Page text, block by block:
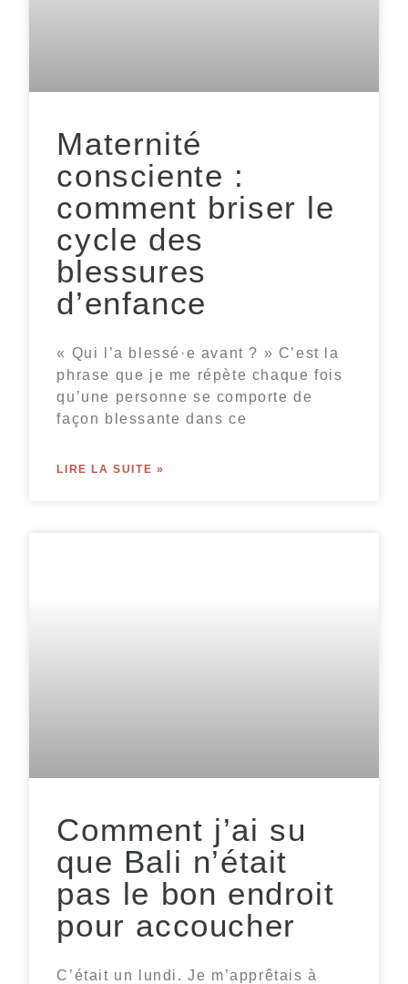
Maternité
consciente :
comment briser le
cycle des
blessures
d’enfance
« Qui l’a blessé·e avant ? » C’est la
phrase que je me répète chaque fois
qu’une personne se comporte de
façon blessante dans ce
LIRE LA SUITE »
Comment j’ai su
que Bali n’était
pas le bon endroit
pour accoucher
C’était un lundi. Je m’apprêtais à